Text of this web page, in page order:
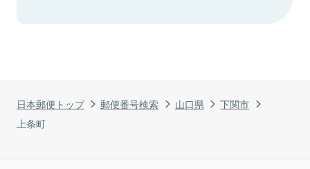
日本郵便トップ 郵便番号検索 山口県
下関市
上条町